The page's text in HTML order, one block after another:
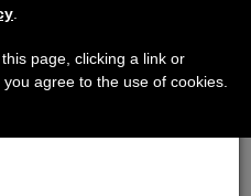
y también el
page, clicking a link or
agree to the use of cookies.